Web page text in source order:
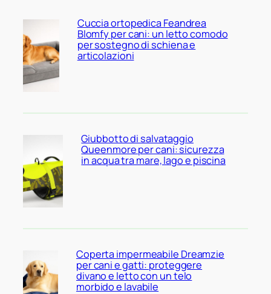
Cuccia ortopedica Feandrea
Blomfy per cani: un letto comodo
per sostegno di schiena e
articolazioni
Giubbotto di salvataggio
Queenmore per cani: sicurezza
in acqua tra mare, lago e piscina
Coperta impermeabile Dreamzie
per cani e gatti: proteggere
divano e letto con un telo
morbido e lavabile